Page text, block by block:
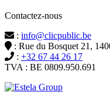
Contactez-nous
: info@clicpublic.be
: Rue du Bosquet 21,
: +32 67 44 26 17
TVA : BE 0809.950.691